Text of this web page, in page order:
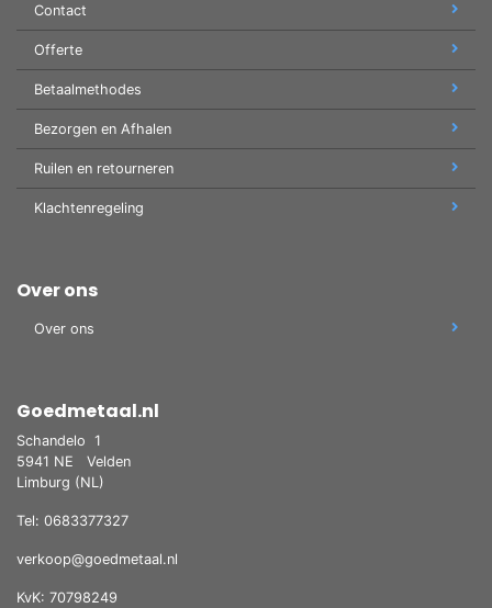
Contact
Offerte
Betaalmethodes
Bezorgen en Afhalen
Ruilen en retourneren
Klachtenregeling
Over ons
Over ons
Goedmetaal.nl
Schandelo 1
5941 NE
Velden
Limburg (NL)
Tel: 0683377327
verkoop@goedmetaal.nl
KvK: 70798249